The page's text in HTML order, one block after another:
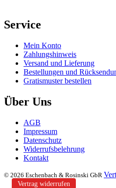
Service
Mein Konto
Zahlungshinweis
Versand und Lieferung
Bestellungen und
Gratismuster bestellen
Über Uns
AGB
Impressum
Datenschutz
Widerrufsbelehrung
Kontakt
© 2026 Eschenbach & Rosinski GbR
Vertrag widerrufen